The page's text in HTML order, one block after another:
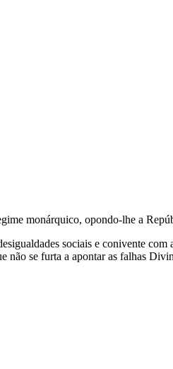
monárquico, opondo-lhe a
sociais e conivente com
se furta a apontar as falhas